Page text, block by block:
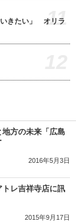
いきたい」 オリラ
11
方の未来「広島
2016年5月3日
レ吉祥寺店に訊
2015年9月17日